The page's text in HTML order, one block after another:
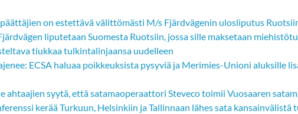
on estettävä välittömästi M/s Fjärdvägenin ulosliputus
liputetaan Suomesta Ruotsiin, jossa sille maksetaan
tiukkaa tulkintalinjaansa uudelleen
ECSA haluaa poikkeuksista pysyviä ja Merimies-Unioni aluksille
ahtaajien syytä, että satamaoperaattori Steveco toimii Vuosaaren
kerää Turkuun, Helsinkiin ja Tallinnaan lähes sata kansainvälistä